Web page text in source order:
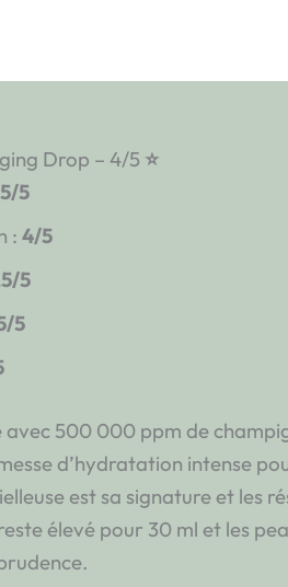
Drop – 4/5 ⭐
5
: 4/5
5
5
500 000 ppm de
d’hydratation intense
est sa signature et les
élevé pour 30 ml et les